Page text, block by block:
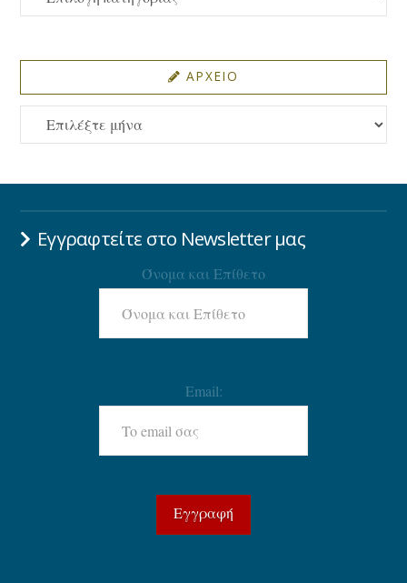
ΑΡΧΕΙΟ
ΑΡΧΕΙΟ
Εγγραφτείτε στο Newsletter μας
Όνομα και Επίθετο
Email: